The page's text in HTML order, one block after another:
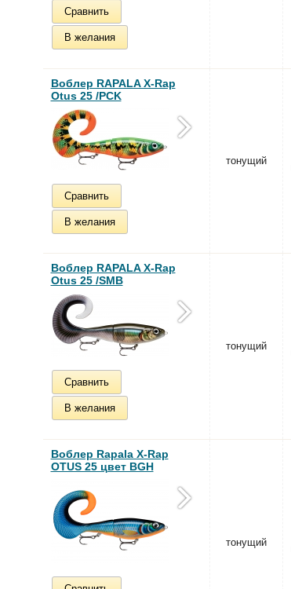
Сравнить
В желания
Воблер RAPALA X-Rap
Otus 25 /PCK
Сравнить
В желания
тонущий
Воблер RAPALA X-Rap
Otus 25 /SMB
Сравнить
В желания
тонущий
Воблер Rapala X-Rap
OTUS 25 цвет BGH
тонущий